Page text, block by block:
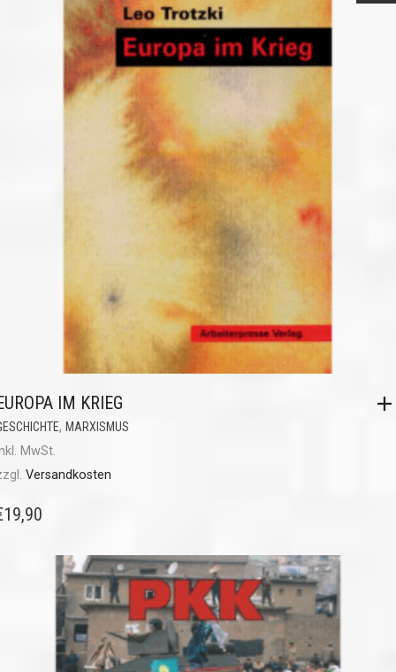
IM KRIEG
, MARXISMUS
MwSt.
Versandkosten
19,90